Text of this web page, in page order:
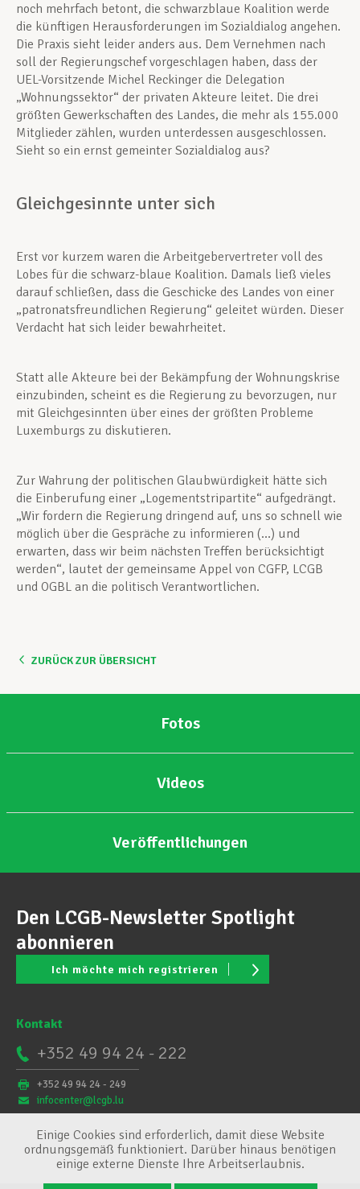
noch mehrfach betont, die schwarzblaue Koalition werde
die künftigen Herausforderungen im Sozialdialog angehen.
Die Praxis sieht leider anders aus. Dem Vernehmen nach
soll der Regierungschef vorgeschlagen haben, dass der
UEL-Vorsitzende Michel Reckinger die Delegation
„Wohnungssektor“ der privaten Akteure leitet. Die drei
größten Gewerkschaften des Landes, die mehr als 155.000
Mitglieder zählen, wurden unterdessen ausgeschlossen.
Sieht so ein ernst gemeinter Sozialdialog aus?
Gleichgesinnte unter sich
Erst vor kurzem waren die Arbeitgebervertreter voll des
Lobes für die schwarz-blaue Koalition. Damals ließ vieles
darauf schließen, dass die Geschicke des Landes von einer
„patronatsfreundlichen Regierung“ geleitet würden. Dieser
Verdacht hat sich leider bewahrheitet.
Statt alle Akteure bei der Bekämpfung der Wohnungskrise
einzubinden, scheint es die Regierung zu bevorzugen, nur
mit Gleichgesinnten über eines der größten Probleme
Luxemburgs zu diskutieren.
Zur Wahrung der politischen Glaubwürdigkeit hätte sich
die Einberufung einer „Logementstripartite“ aufgedrängt.
„Wir fordern die Regierung dringend auf, uns so schnell wie
möglich über die Gespräche zu informieren (…) und
erwarten, dass wir beim nächsten Treffen berücksichtigt
werden“, lautet der gemeinsame Appel von CGFP, LCGB
und OGBL an die politisch Verantwortlichen.
ZURÜCK ZUR ÜBERSICHT
Fotos
Videos
Veröffentlichungen
Den LCGB-Newsletter Spotlight
abonnieren
Ich möchte mich registrieren
Kontakt
+352 49 94 24 - 222
+352 49 94 24 - 249
infocenter@lcgb.lu
Einige Cookies sind erforderlich, damit diese Website
ordnungsgemäß funktioniert. Darüber hinaus benötigen
einige externe Dienste Ihre Arbeitserlaubnis.